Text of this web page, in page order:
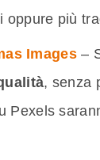
oppure più
Images–
, senza
Pexels